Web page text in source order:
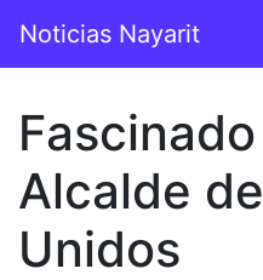
Navegación
Noticias Nayarit
Alcalde
Unidos